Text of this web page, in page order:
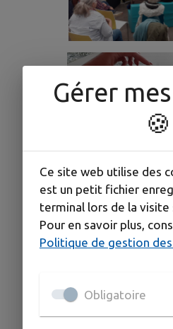
Gérer
🍪
Ce site web utilise des
est un petit fichier
terminal lors de la visite
Pour en savoir plus,
Politique de gestion
Obligatoire